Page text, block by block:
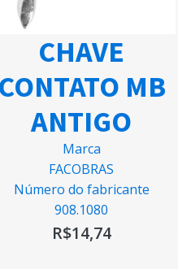
CHAVE
MB
ANTIGO
Marca
FACOBRAS
Número do fabricante
908.1080
R$14,74